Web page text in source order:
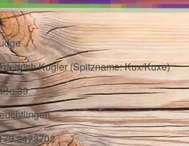
Kugler (Spitzname: Kux/Kuxe)
39
9473702